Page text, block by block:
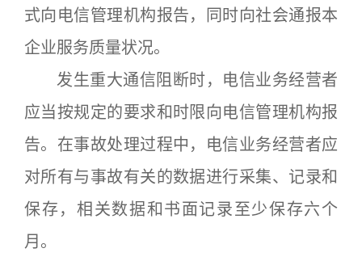
式向电信管理机构报告，同时向社会通报本
企业服务质量状况。
发生重大通信阻断时，电信业务经营者
应当按规定的要求和时限向电信管理机构报
告。在事故处理过程中，电信业务经营者应
对所有与事故有关的数据进行采集、记录和
保存，相关数据和书面记录至少保存六个
月。